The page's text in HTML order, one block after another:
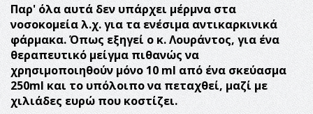
Παρ' όλα αυτά δεν υπάρχει μέρμνα στα
νοσοκομεία λ.χ. για τα ενέσιμα αντικαρκινικά
φάρμακα. Όπως εξηγεί ο κ. Λουράντος, για ένα
θεραπευτικό μείγμα πιθανώς να
χρησιμοποιηθούν μόνο 10 ml από ένα σκεύασμα
250ml και το υπόλοιπο να πεταχθεί, μαζί με
χιλιάδες ευρώ που κοστίζει.